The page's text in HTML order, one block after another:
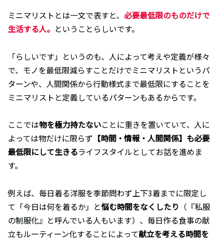
ミニマリストとは一文で表すと、 必要最低限のものだけで
生活する人。 ということらしいです。
「らしいです」というのも、人によって考えや定義が様々
で、モノを最低限減らすことだけでミニマリストというパ
ターンや、人間関係から行動様式まで最低限にすることを
ミニマリストと定義しているパターンもあるからです。
ここでは物を極力持たないことに重きを置いていて、人に
よっては物だけに限らず 【時間・情報・人間関係】も必要
最低限にして生きるライフスタイルとしてお話を進めま
す。
例えば、毎日着る洋服を季節問わず上下3着までに限定し
て「今日は何を着るか」と悩む時間をなくしたり （『私服
の制服化』と呼んでいる人もいます）、毎日作る食事の献
立もルーティーン化することによって献立を考える時間を